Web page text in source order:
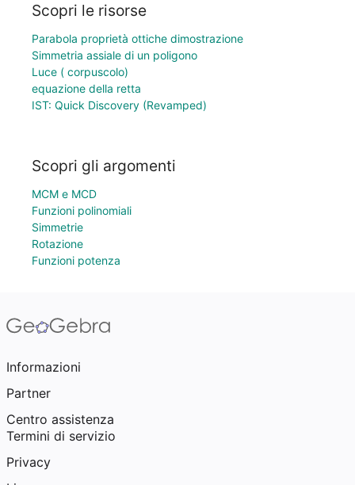
Scopri le risorse
Parabola proprietà ottiche dimostrazione
Simmetria assiale di un poligono
Luce ( corpuscolo)
equazione della retta
IST: Quick Discovery (Revamped)
Scopri gli argomenti
MCM e MCD
Funzioni polinomiali
Simmetrie
Rotazione
Funzioni potenza
Informazioni
Partner
Centro assistenza
Termini di servizio
Privacy